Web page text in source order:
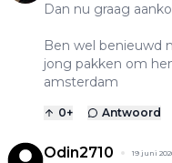
Dan nu graag
Ben wel benieuwd
jong pakken om
amsterdam
0+ Antwoord
Odin2710 19 juni